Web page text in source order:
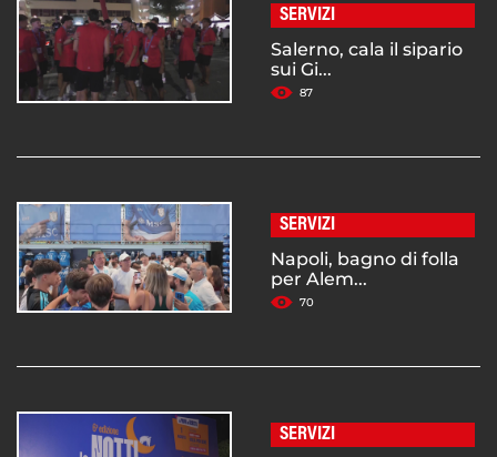
SERVIZI
Salerno, cala il sipario
sui Gi...
87
SERVIZI
Napoli, bagno di folla
per Alem...
70
SERVIZI